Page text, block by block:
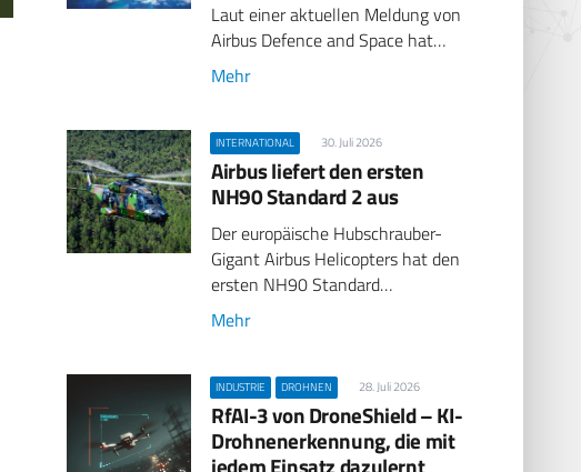
Laut einer aktuellen Meldung von
Airbus Defence and Space hat…
Mehr
INTERNATIONAL 30. Juli 2026
Airbus liefert den ersten
NH90 Standard 2 aus
Der europäische Hubschrauber-
Gigant Airbus Helicopters hat den
ersten NH90 Standard…
Mehr
INDUSTRIE DROHNEN 28. Juli 2026
RfAI-3 von DroneShield – KI-
Drohnenerkennung, die mit